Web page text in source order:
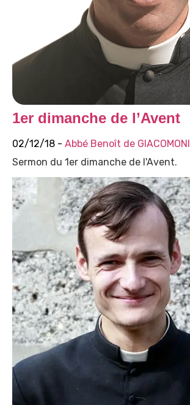
1er dimanche de l’Avent
02/12/18 - Abbé Benoît de GIACOMONI
Sermon du 1er dimanche de l'Avent.